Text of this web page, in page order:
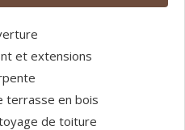
et extensions
terrasse en bois
de toiture